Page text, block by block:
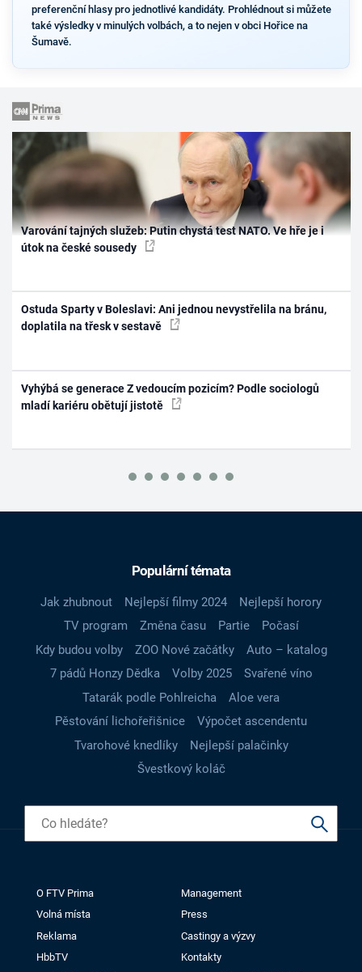
preferenční hlasy pro jednotlivé kandidáty. Prohlédnout si můžete
také výsledky v minulých volbách, a to nejen v obci Hořice na
Šumavě.
Varování tajných služeb: Putin chystá test NATO. Ve hře je i
útok na české sousedy
Ostuda Sparty v Boleslavi: Ani jednou nevystřelila na bránu,
doplatila na třesk v sestavě
Vyhýbá se generace Z vedoucím pozicím? Podle sociologů
mladí kariéru obětují jistotě
Populární témata
Jak zhubnout Nejlepší filmy 2024
Nejlepší horory
TV program
Změna času Partie
Počasí
Kdy budou volby
ZOO Nové začátky
Auto – katalog
7 pádů Honzy Dědka
Volby 2025
Svařené víno
Tatarák podle Pohlreicha
Aloe vera
Pěstování lichořeřišnice
Výpočet ascendentu
Tvarohové knedlíky
Nejlepší palačinky
Švestkový koláč
O FTV Prima
Management
Volná místa
Press
Reklama
Castingy a výzvy
HbbTV
Kontakty